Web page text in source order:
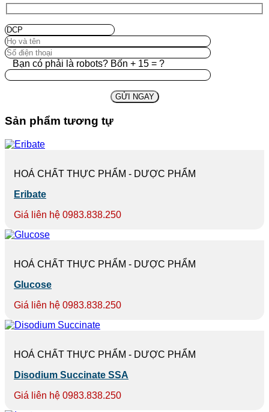
Bạn có phải là robots? Bốn + 15 = ?
Sản phẩm tương tự
HOÁ CHẤT THỰC PHẨM - DƯỢC PHẨM
Eribate
Giá liên hệ 0983.838.250
HOÁ CHẤT THỰC PHẨM - DƯỢC PHẨM
Glucose
Giá liên hệ 0983.838.250
HOÁ CHẤT THỰC PHẨM - DƯỢC PHẨM
Disodium Succinate SSA
Giá liên hệ 0983.838.250